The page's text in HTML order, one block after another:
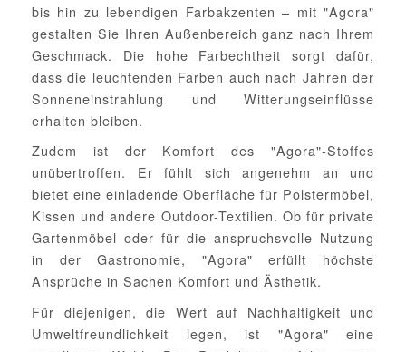
bis hin zu lebendigen Farbakzenten – mit "Agora"
gestalten Sie Ihren Außenbereich ganz nach Ihrem
Geschmack. Die hohe Farbechtheit sorgt dafür,
dass die leuchtenden Farben auch nach Jahren der
Sonneneinstrahlung und Witterungseinflüsse
erhalten bleiben.
Zudem ist der Komfort des "Agora"-Stoffes
unübertroffen. Er fühlt sich angenehm an und
bietet eine einladende Oberfläche für Polstermöbel,
Kissen und andere Outdoor-Textilien. Ob für private
Gartenmöbel oder für die anspruchsvolle Nutzung
in der Gastronomie, "Agora" erfüllt höchste
Ansprüche in Sachen Komfort und Ästhetik.
Für diejenigen, die Wert auf Nachhaltigkeit und
Umweltfreundlichkeit legen, ist "Agora" eine